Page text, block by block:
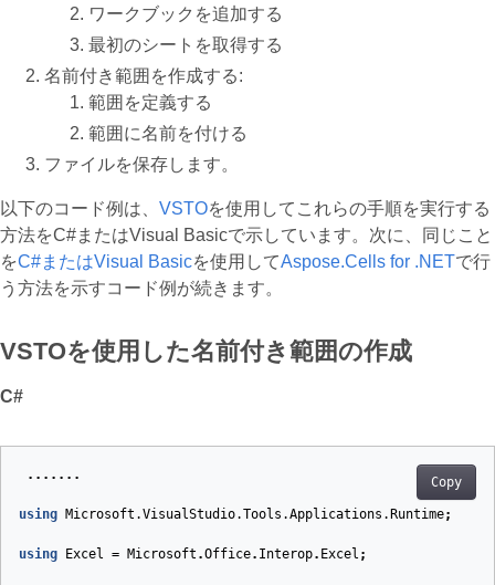
ワークブックを追加する
最初のシートを取得する
名前付き範囲を作成する:
範囲を定義する
範囲に名前を付ける
ファイルを保存します。
以下のコード例は、 VSTOを使用してこれらの手順を実行する
方法をC#またはVisual Basicで示しています。次に、同じこと
をC#またはVisual Basicを使用してAspose.Cells for .NETで行
う方法を示すコード例が続きます。
VSTOを使用した名前付き範囲の作成
C#
Copy
.......
using Microsoft.VisualStudio.Tools.Applications.Runtime;
using Excel = Microsoft .Office. Interop. Excel ;